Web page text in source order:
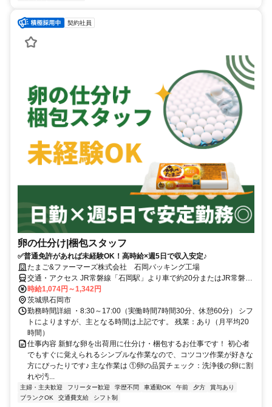
契約社員
卵の仕分け|梱包スタッフ
✅普通免許があれば未経験OK！高時給×週5日で収入安定♪
たまご&ファーマーズ株式会社 石岡パッキング工場
交通・アクセス JR常磐線「石岡駅」より車で約20分またはJR常磐線
「神立駅」から車で5分 ※車通勤OK
時給1,074円～1,342円
茨城県石岡市
勤務時間詳細 ・8:30～17:00（実働時間7時間30分、休憩60分） シフ
トによりますが、主となる時間は上記です。 残業：あり（月平均20
時間）
仕事内容 新鮮な卵を出荷用に仕分け・梱包するお仕事です！ 初心者
でもすぐに覚えられるシンプルな作業なので、コツコツ作業が好きな
方にぴったりです♪ 主な作業は ①卵の品質チェック：洗浄後の卵に割
れや汚...
主婦・主夫歓迎 フリーター歓迎 学歴不問 車通勤OK 午前 夕方
賞与あり
ブランクOK
交通費支給 シフト制